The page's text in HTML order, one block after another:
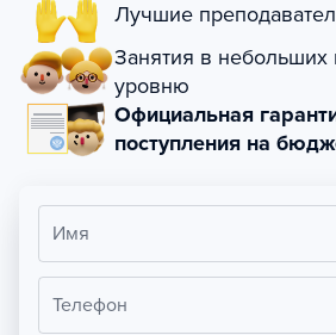
Лучшие
Занятия в небольших
уровню
Официальная
поступления на
Имя
Телефон